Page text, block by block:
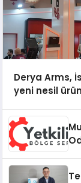
Derya Arms,
yeni nesil